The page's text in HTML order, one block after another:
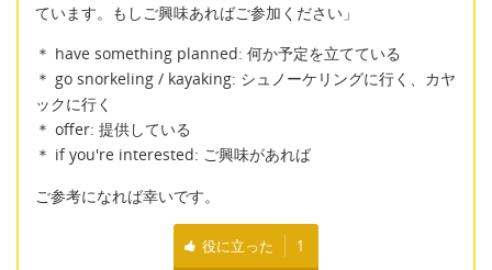
ています。もしご興味あればご参加ください」
＊ have something planned: 何か予定を立てている
＊ go snorkeling / kayaking: シュノーケリングに行く、カヤ
ックに行く
＊ offer: 提供している
＊ if you're interested: ご興味があれば
ご参考になれば幸いです。
役に立った 1